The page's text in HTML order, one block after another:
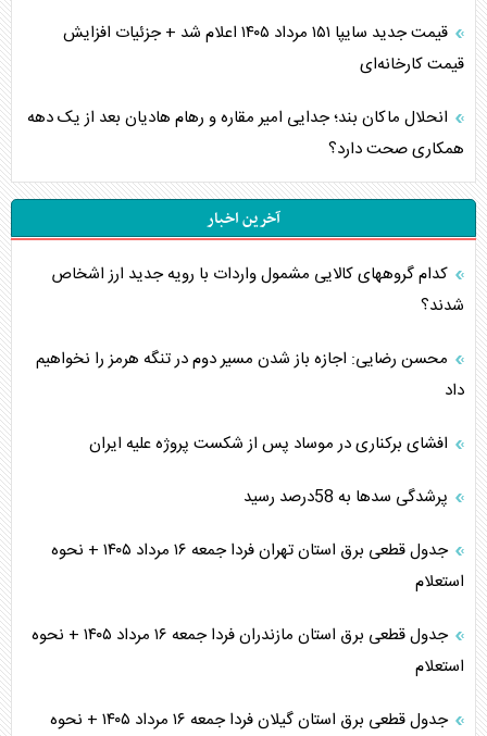
قیمت جدید سایپا ۱۵۱ مرداد ۱۴۰۵ اعلام شد + جزئیات افزایش
قیمت کارخانه‌ای
انحلال ماکان بند؛ جدایی امیر مقاره و رهام هادیان بعد از یک دهه
همکاری صحت دارد؟
آخرین اخبار
کدام گروههای کالایی مشمول واردات با رویه جدید ارز اشخاص
شدند؟
محسن رضایی: اجازه باز شدن مسیر دوم در تنگه هرمز را نخواهیم
داد
افشای برکناری در موساد پس از شکست پروژه علیه ایران
پرشدگی سدها به 58درصد رسید
جدول قطعی برق استان تهران فردا جمعه ۱۶ مرداد ۱۴۰۵ + نحوه
استعلام
جدول قطعی برق استان مازندران فردا جمعه ۱۶ مرداد ۱۴۰۵ + نحوه
استعلام
جدول قطعی برق استان گیلان فردا جمعه ۱۶ مرداد ۱۴۰۵ + نحوه